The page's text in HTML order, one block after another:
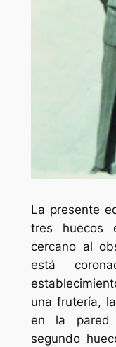
La presente
tres huecos
cercano al
está
una frutería,
en la pared
segundo